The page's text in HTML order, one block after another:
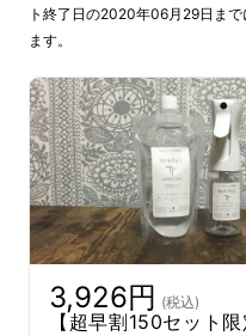
テニフルTTは空気
ト終了日の2020年06月29日ま
ます。
3,926円 (税込)
【超早割150セット